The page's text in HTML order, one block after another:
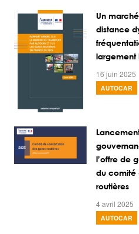
Un
distance
largement
16 juin 2025
AUTOCAR
l’offre de
du comité
routières
4 avril 2025
AUTOCAR